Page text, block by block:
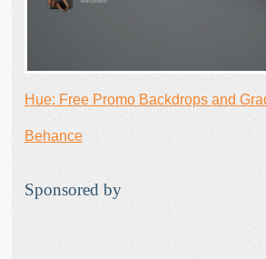
Hue: Free Promo Backdrops and
Behance
Sponsored by